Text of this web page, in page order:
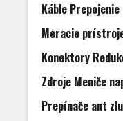
Káble Prepojenie
Meracie
Konektory
Zdroje Meniče
Prepínače ant